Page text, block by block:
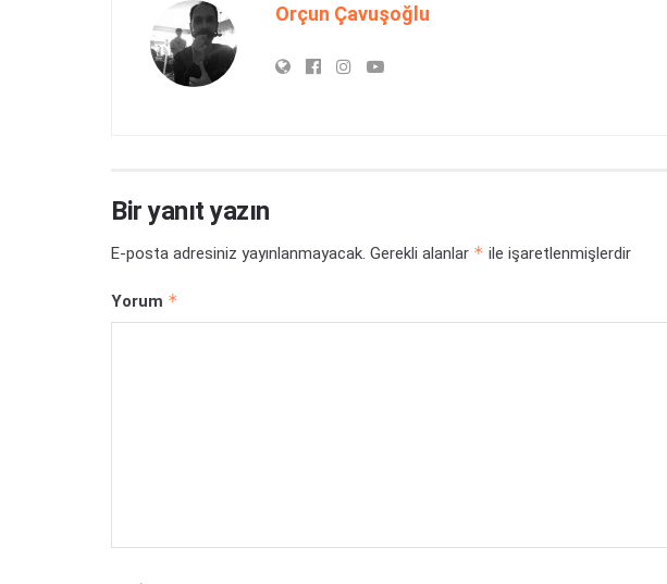
Orçun Çavuşoğlu
Bir yanıt yazın
E-posta adresiniz yayınlanmayacak. Gerekli alanlar * ile işaretlenmişlerdir
Yorum *